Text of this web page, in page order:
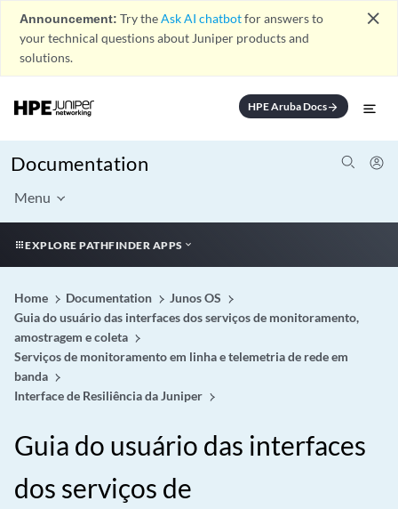
Announcement: Try theAsk AI chatbotfor answers to
your technical questions about Juniper products and
solutions.
close
HPE Aruba Docsarrow_forward
Documentation
Menu
EXPLORE PATHFINDER APPS
Home Documentation
Junos OS
Guia do usuário das interfaces dos serviços de monitoramento,
amostragem e coleta
Serviços de monitoramento em linha e telemetria de rede em
banda
Interface de Resiliência da Juniper
Guia do usuário das interfaces
dos serviços de